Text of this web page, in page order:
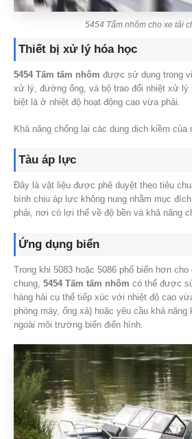
5454 Tấm nhôm cho xe tải
Thiết bị xử lý hóa học
5454 Tấm tấm nhôm được sử dụng trong
xử lý, đường ống, và bộ trao đổi nhiệt xử lý
biệt là ở nhiệt độ hoạt động cao vừa phải.
Khả năng chống lại các dung dịch kiềm của
Tàu áp lực
Đây là vật liệu được phê duyệt theo tiêu
bình chịu áp lực không nung nhằm mục
phải, nơi có lợi thế về độ bền và khả năng
Ứng dụng biển
Trong khi 5083 hoặc 5086 phổ biến hơn
chung, 5454 Tấm tấm nhôm có thể được
hàng hải cụ thể tiếp xúc với nhiệt độ cao
phòng máy, ống xả) hoặc yêu cầu khả năng
ngoài môi trường biển điển hình.